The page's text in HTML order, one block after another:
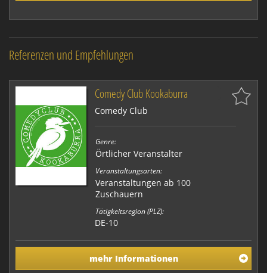
Referenzen und Empfehlungen
Comedy Club Kookaburra
Comedy Club
Genre:
Örtlicher Veranstalter
Veranstaltungsarten:
Veranstaltungen ab 100
Zuschauern
Tätigkeitsregion (PLZ):
DE-10
mehr Informationen